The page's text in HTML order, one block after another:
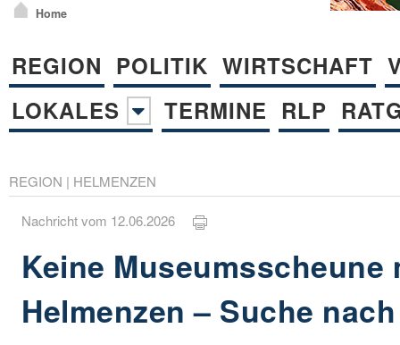
Home
REGION POLITIK WIRTSCHAFT
LOKALES
TERMINE RLP
REGION | HELMENZEN
Nachricht vom 12.06.2026
Keine Museumsscheune
Helmenzen – Suche